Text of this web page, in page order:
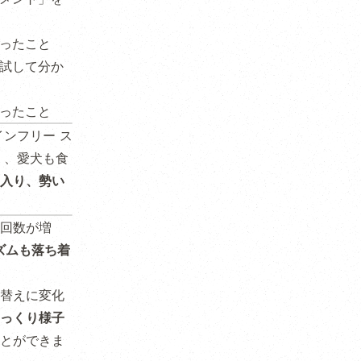
たこと
して分か
たこと
フリー ス
愛犬も食
り、勢い
数が増
ムも落ち着
えに変化
くり様子
ができま